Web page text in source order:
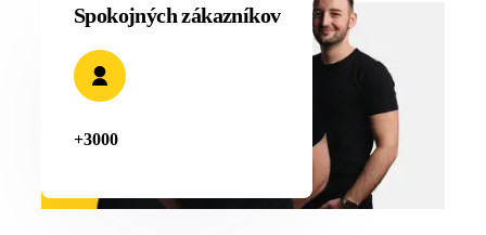
Spokojných zákazníkov
+3000